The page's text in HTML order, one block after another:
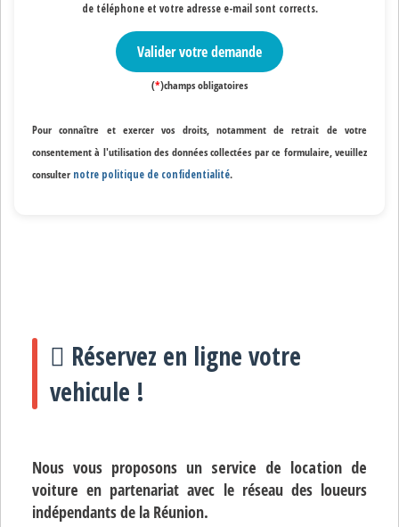
de téléphone et votre adresse e-mail sont corrects.
Valider votre demande
(*)champs obligatoires
Pour connaître et exercer vos droits, notamment de retrait de votre
consentement à l'utilisation des données collectées par ce formulaire, veuillez
consulter notre politique de confidentialité.
Réservez en ligne votre
vehicule !
Nous vous proposons un service de location de
voiture en partenariat avec le réseau des loueurs
indépendants de la Réunion.